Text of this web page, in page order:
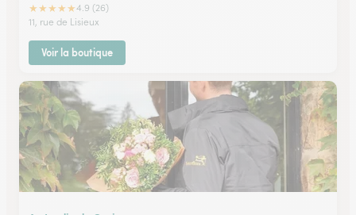
★★★★★4.9 (26)
11, rue de Lisieux
Voir la boutique